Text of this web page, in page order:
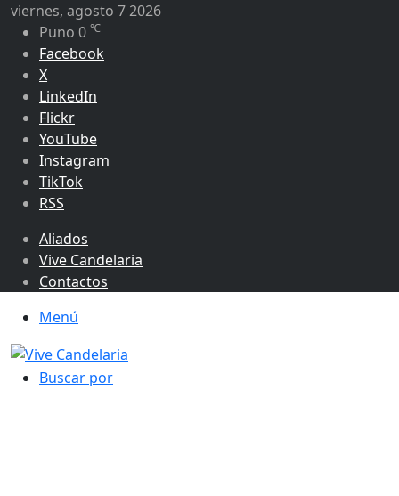
viernes, agosto 7 2026
Puno 0 ℃
Facebook
X
LinkedIn
Flickr
YouTube
Instagram
TikTok
RSS
Aliados
Vive Candelaria
Contactos
Menú
Buscar por